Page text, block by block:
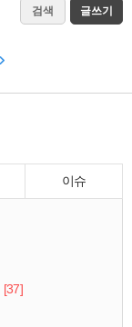
검색 글쓰기
이슈
[37]